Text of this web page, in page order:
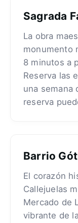
Sagrada
La obra
monumento
8 minutos a
Reserva las
una semana
reserva
Barrio
El corazón
Callejuelas
Mercado de
vibrante de